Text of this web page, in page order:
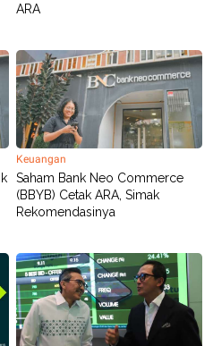
ARA
Keuangan
Saham Bank Neo Commerce
(BBYB) Cetak ARA, Simak
Rekomendasinya